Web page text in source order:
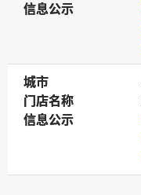
信息公示
信息公示
城市
城市
门店名称
门店名称
信息公示
信息公示